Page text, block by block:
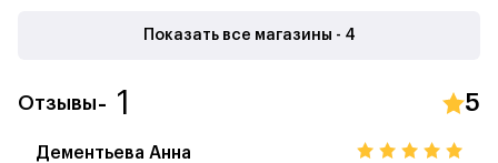
Безопасность вашего дома
времени. Это особенно полезно, если у вас есть дети или
дополнительным «оком» в их безопасности.
Показать все магазины - 4
Отзывы- 1 5
Дементьева Анна